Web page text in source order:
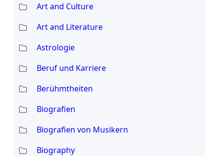
Art and Culture
Art and Literature
Astrologie
Beruf und Karriere
Berühmtheiten
Biografien
Biografien von Musikern
Biography